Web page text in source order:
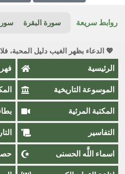
روابط سريعة سورة البقرة
💖 الدعاء بظهر الغيب دليل المحبة،
الرئيسية
الموسوعة التاريخية
المكتبة المرئية
التفاسير
اسماء اللَّٰه الحسنى